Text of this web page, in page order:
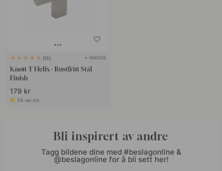
13 + FARGER
Knott T Helix - Rustfritt Stål
Finish
179 kr
På vei inn
Bli inspirert av andre
Tagg bildene dine med #beslagonline &
@beslagonline for å bli sett her!